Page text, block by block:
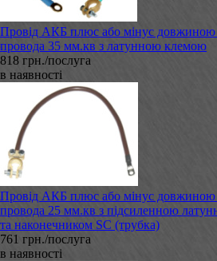
Провід АКБ плюс або мінус довжиною
провода 35 мм.кв з латунною клемою
818 грн./послуга
в наявності
Провід АКБ плюс або мінус довжиною
провода 25 мм.кв з підсиленною
та наконечником SC (трубка)
761 грн./послуга
в наявності